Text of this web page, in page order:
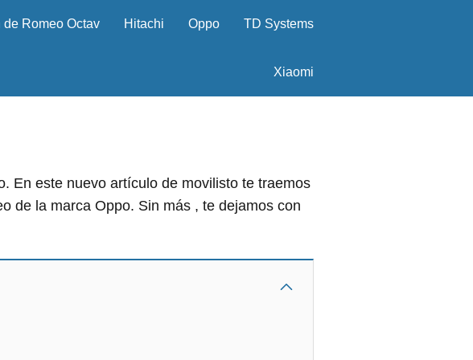
Romeo Octav Hitachi Oppo TD Systems
Xiaomi
En este nuevo artículo de movilisto te traemos
de la marca Oppo. Sin más , te dejamos con